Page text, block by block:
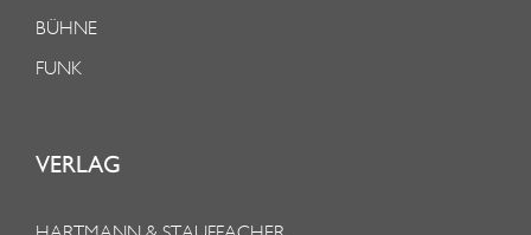
BÜHNE
FUNK
VERLAG